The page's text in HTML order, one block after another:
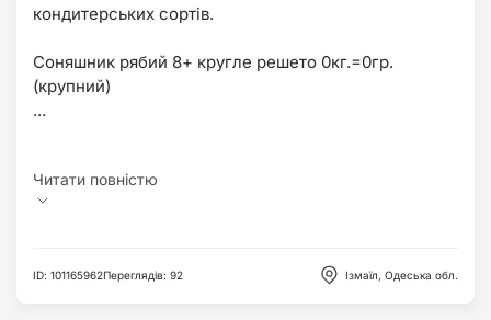
кондитерських сортів.
Соняшник рябий 8+ кругле решето 0кг.=0гр.
(крупний)
...
ID: 101165962Переглядів: 92 Ізмаїл, Одеська обл.